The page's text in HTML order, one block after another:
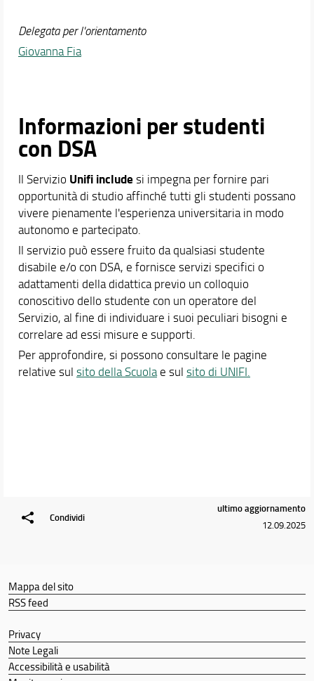
Delegata per l'orientamento
Giovanna Fia
Informazioni per studenti
con DSA
Il Servizio Unifi include si impegna per fornire pari
opportunità di studio affinché tutti gli studenti possano
vivere pienamente l'esperienza universitaria in modo
autonomo e partecipato.
Il servizio può essere fruito da qualsiasi studente
disabile e/o con DSA, e fornisce servizi specifici o
adattamenti della didattica previo un colloquio
conoscitivo dello studente con un operatore del
Servizio, al fine di individuare i suoi peculiari bisogni e
correlare ad essi misure e supporti.
Per approfondire, si possono consultare le pagine
relative sul sito della Scuolae sul sito di UNIFI.
Condividi
ultimo aggiornamento
12.09.2025
Mappa del sito
RSS feed
Privacy
Note Legali
Accessibilità e usabilità